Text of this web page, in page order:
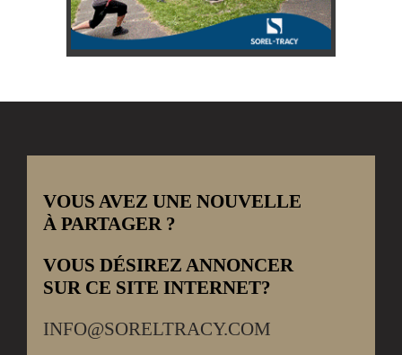
VOUS AVEZ UNE NOUVELLE
À PARTAGER ?
VOUS DÉSIREZ ANNONCER
SUR CE SITE INTERNET?
INFO@SORELTRACY.COM